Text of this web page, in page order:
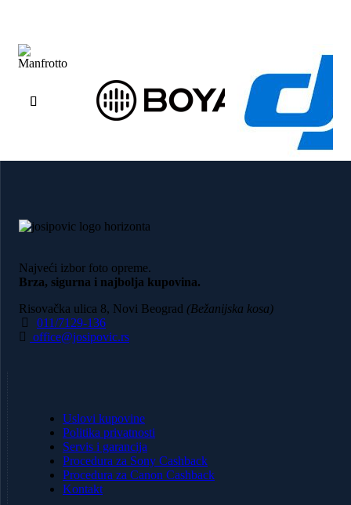
Najveći izbor foto opreme.
Brza, sigurna i najbolja kupovina.
Risovačka ulica 8, Novi Beograd (Bežanijska kosa)
011/7129-136
office@josipovic.rs
Uslovi kupovine
Politika privatnosti
Servis i garancija
Procedura za Sony Cashback
Procedura za Canon Cashback
Kontakt